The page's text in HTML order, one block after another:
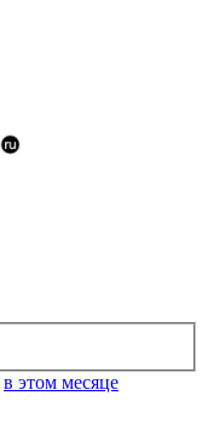
в этом месяце